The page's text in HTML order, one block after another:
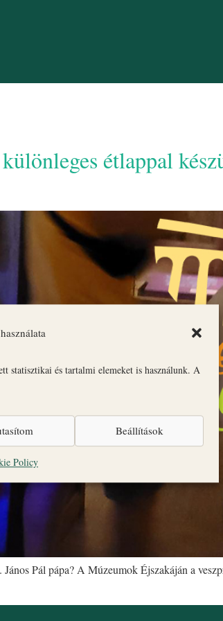
statisztikai és tartalmi elemeket is használunk. A
Beállítások
Policy
étlappal
Pál pápa? A Múzeumok Éjszakáján a